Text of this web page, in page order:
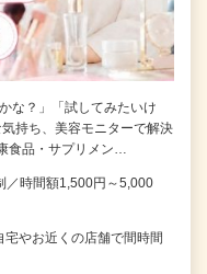
な？」「試してみたいけ
持ち、美容モニターで解決
食品・サプリメン…
／時間額1,500円～5,000
やお近くの店舗で間時間